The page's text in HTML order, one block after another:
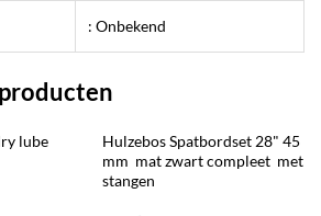
: Onbekend
lube
Hulzebos Spatbordset 28" 45
mm  mat zwart compleet  met
stangen